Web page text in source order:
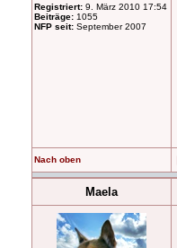
Registriert: 9. März 2010 17:54
Beiträge: 1055
NFP seit: September 2007
Nach oben
Maela